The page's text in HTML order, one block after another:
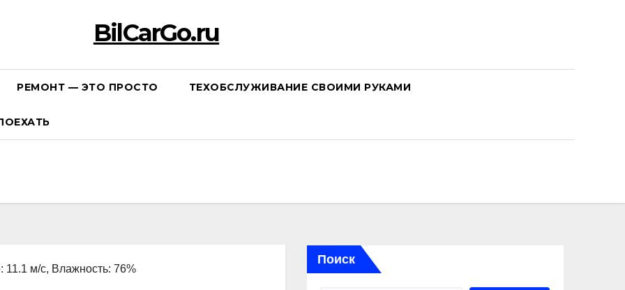
BilCarGo.ru
РЕМОНТ — ЭТО ПРОСТО ТЕХОБСЛУЖИВАНИЕ СВОИМИ РУКАМИ
11.1 м/с, Влажность: 76%
Поиск